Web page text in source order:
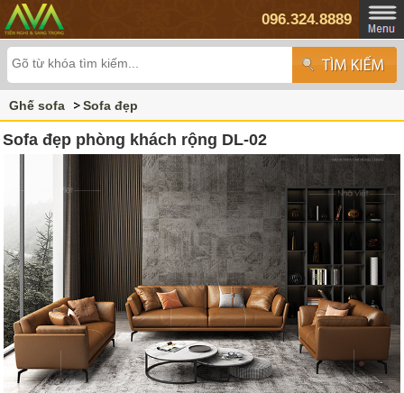
096.324.8889
Ghế sofa Sofa đẹp
Sofa đẹp phòng khách rộng DL-02